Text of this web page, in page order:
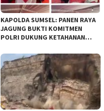
KAPOLDA SUMSEL: PANEN RAYA
JAGUNG BUKTI KOMITMEN
POLRI DUKUNG KETAHANAN